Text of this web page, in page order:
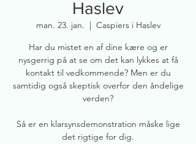
Haslev
man. 23. jan.
  |
Caspiers i Haslev
Har du mistet en af dine kære og er
nysgerrig på at se om det kan lykkes at få
kontakt til vedkommende? Men er du
samtidig også skeptisk overfor den åndelige
verden?
Så er en klarsynsdemonstration måske lige
det rigtige for dig.